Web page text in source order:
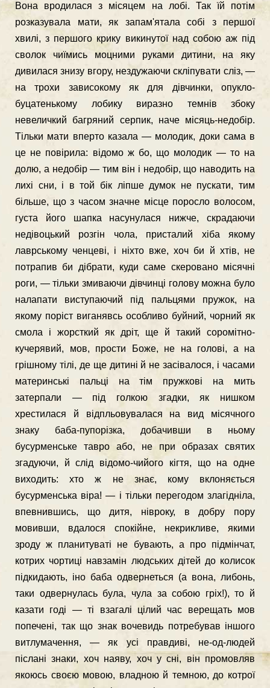
Вона вродилася з місяцем на лобі. Так їй потім
розказувала мати, як запам'ятала собі з першої
хвилі, з першого крику викинутої над собою аж під
сволок чиїмись моцними руками дитини, на яку
дивилася знизу вгору, нездужаючи скліпувати сліз, —
на трохи зависокому як для дівчинки, опукло-
буцатенькому лобику виразно темнів збоку
невеличкий багряний серпик, наче місяць-недобір.
Тільки мати вперто казала — молодик, доки сама в
це не повірила: відомо ж бо, що молодик — то на
долю, а недобір — тим він і недобір, що наводить на
лихі сни, і в той бік ліпше думок не пускати, тим
більше, що з часом значне місце поросло волосом,
густа його шапка насунулася нижче, скрадаючи
недівоцький розгін чола, присталий хіба якому
лаврському ченцеві, і ніхто вже, хоч би й хтів, не
потрапив би дібрати, куди саме скеровано місячні
роги, — тільки змиваючи дівчинці голову можна було
налапати виступаючий під пальцями пружок, на
якому поріст виганявсь особливо буйний, чорний як
смола і жорсткий як дріт, ще й такий соромітно-
кучерявий, мов, прости Боже, не на голові, а на
грішному тілі, де ще дитині й не засівалося, і часами
материнські пальці на тім пружкові на мить
затерпали — під голкою згадки, як нишком
хрестилася й відпльовувалася на вид місячного
знаку баба-пупорізка, добачивши в ньому
бусурменське тавро або, не при образах святих
згадуючи, й слід відомо-чийого кігтя, що на одне
виходить: хто ж не знає, кому вклоняється
бусурменська віра! — і тільки перегодом злагідніла,
впевнившись, що дитя, нівроку, в добру пору
мовивши, вдалося спокійне, некрикливе, якими
зроду ж планитуваті не бувають, а про підмінчат,
котрих чортиці навзамін людських дітей до колисок
підкидають, іно баба одвернеться (а вона, либонь,
таки одвернулась була, чула за собою гріх!), то й
казати годі — ті взагалі цілий час верещать мов
попечені, так що знак вочевидь потребував іншого
витлумачення, — як усі правдиві, не-од-людей
післані знаки, хоч наяву, хоч у сні, він промовляв
якоюсь своєю мовою, владною й темною, до котрої